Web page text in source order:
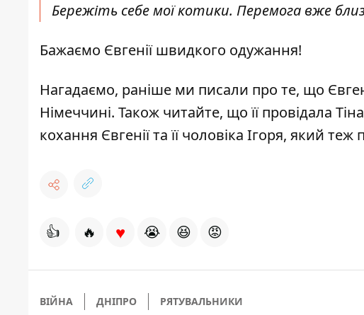
Бережіть себе мої котики. Перемога вже
Бажаємо Євгенії швидкого одужання!
Нагадаємо, раніше ми писали про те, що
Німеччині. Також читайте, що їїпровідала
кохання Євгенії та її чоловіка Ігоря, який теж
👍 🔥 ♥ 😭 😆 😡
ВІЙНА ДНІПРО РЯТУВАЛЬНИКИ